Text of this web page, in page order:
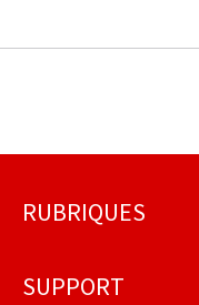
Pied
RUBRIQUES
SUPPORT